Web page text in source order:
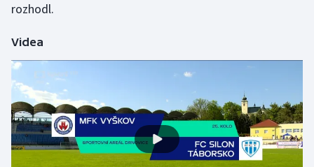
Judo
Krasobruslení
Lezení
Lyže a snowboard
rozhodl.
Videa